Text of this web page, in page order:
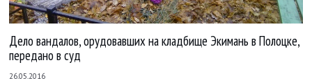
Дело вандалов, орудовавших на кладбище Экимань в Полоцке,
передано в суд
26.05.2016